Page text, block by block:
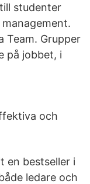
studenter
Team. Grupper
på jobbet, i
och
en bestseller i
ledare och